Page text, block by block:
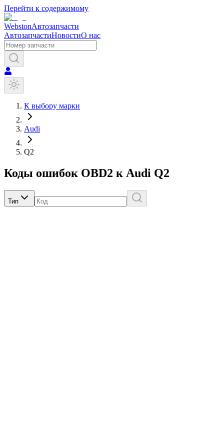
Перейти к содержимому
WebstonАвтозапчасти
АвтозапчастиНовостиО нас
К выбору марки
Audi
Q2
Коды ошибок OBD2 к Audi Q2
Тип